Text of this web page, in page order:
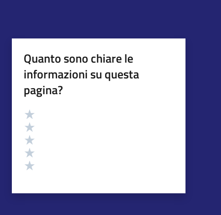
Quanto sono chiare le
informazioni su questa
pagina?
Valutazione